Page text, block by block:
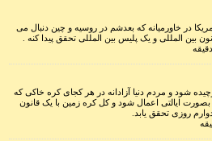
ایده
در خاورمیانه که بعدشم در روسیه و چین دنبال می
المللی و یک پلیس بین المللی تحقق پیدا کنه .
شود و مردم دنیا آزادانه در هر کجای کره خاکی که
ایالتی اعمال شود و کل کره زمین با یک قانون
روزی تحقق یابد.